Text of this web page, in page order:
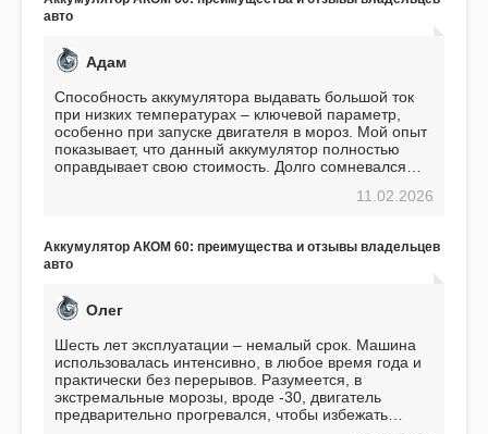
авто
Адам
Способность аккумулятора выдавать большой ток
при низких температурах – ключевой параметр,
особенно при запуске двигателя в мороз. Мой опыт
показывает, что данный аккумулятор полностью
оправдывает свою стоимость. Долго сомневался
пожалел. Считаю, что это отличное вложение,11.02.2026
Аккумулятор АКОМ 60: преимущества и отзывы владельцев
авто
Олег
Шесть лет эксплуатации – немалый срок. Машина
использовалась интенсивно, в любое время года и
практически без перерывов. Разумеется, в
экстремальные морозы, вроде -30, двигатель
предварительно прогревался, чтобы избежать